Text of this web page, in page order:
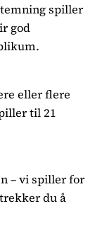
spiller
god
eller flere
til 21
– vi spiller for
du å